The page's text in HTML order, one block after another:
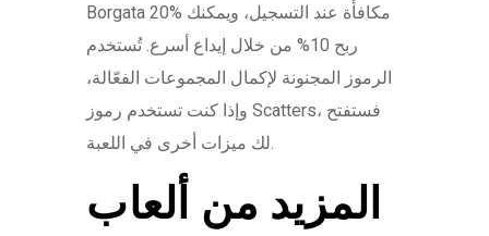
Borgata 20% مكافأة عند التسجيل، ويمكنك
ربح 10% من خلال إيداع أسرع. تُستخدم
الرموز المجنونة لإكمال المجموعات الفعّالة،
وإذا كنت تستخدم رموز Scatters، فستفتح
المزيد من ألعاب